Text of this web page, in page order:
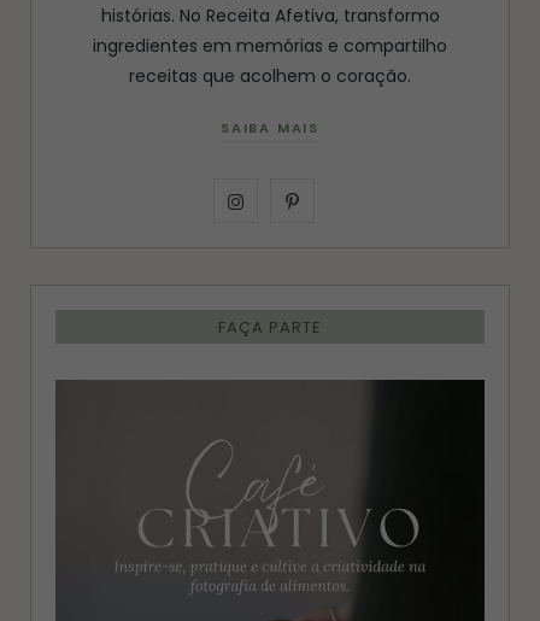
histórias. No Receita Afetiva, transformo
ingredientes em memórias e compartilho
receitas que acolhem o coração.
SAIBA MAIS
I
n
s
t
a
a
P
i
n
t
e
e
s
FAÇA PARTE